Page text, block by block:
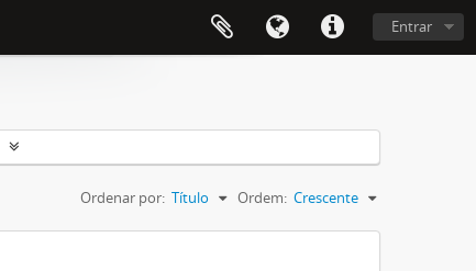
Entrar
Ordenar por: Título Ordem: Crescente